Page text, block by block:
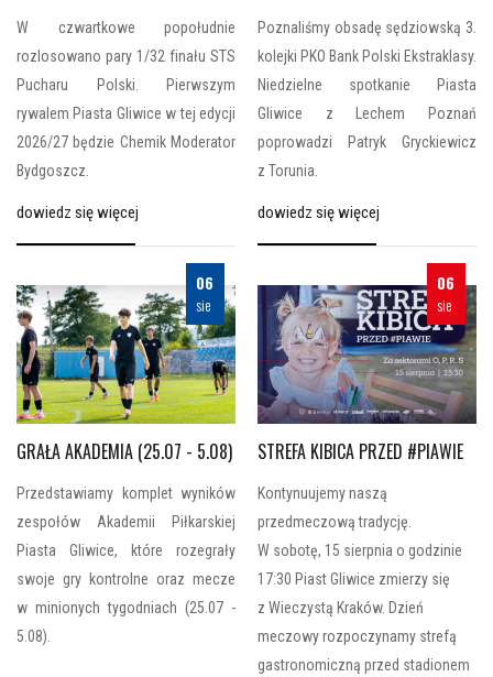
W czwartkowe popołudnie
rozlosowano pary 1/32 finału STS
Pucharu Polski. Pierwszym
rywalem Piasta Gliwice w tej edycji
2026/27 będzie Chemik Moderator
Bydgoszcz.
dowiedz się więcej
Poznaliśmy obsadę sędziowską 3.
kolejki PKO Bank Polski Ekstraklasy.
Niedzielne spotkanie Piasta
Gliwice z Lechem Poznań
poprowadzi Patryk Gryckiewicz
z Torunia.
dowiedz się więcej
06
sie
GRAŁA AKADEMIA (25.07 - 5.08)
Przedstawiamy komplet wyników
zespołów Akademii Piłkarskiej
Piasta Gliwice, które rozegrały
swoje gry kontrolne oraz mecze
w minionych tygodniach (25.07 -
5.08).
06
sie
STREFA KIBICA PRZED #PIAWIE
Kontynuujemy naszą
przedmeczową tradycję.
W sobotę, 15 sierpnia o godzinie
17:30 Piast Gliwice zmierzy się
z Wieczystą Kraków. Dzień
meczowy rozpoczynamy strefą
gastronomiczną przed stadionem